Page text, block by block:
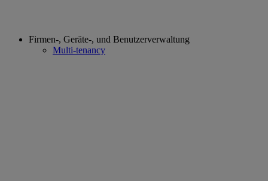
Firmen-, Geräte-, und Benutzerverwaltung
Multi-tenancy